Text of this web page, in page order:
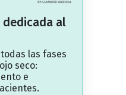
al
todas las fases
seco:
e